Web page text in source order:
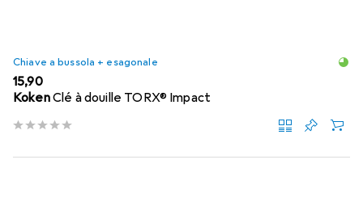
Chiave a bussola + esagonale
EUR
15,90
KokenClé à douille TORX® Impact